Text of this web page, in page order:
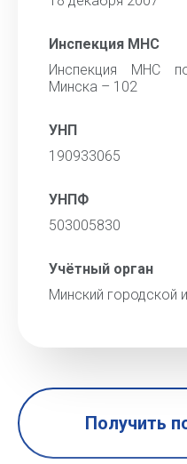
Инспекция МНС
Инспекция МНС
Минска – 102
УНП
190933065
УНПФ
503005830
Учётный орган
Минский городской
Получить